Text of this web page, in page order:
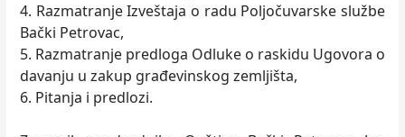
4. Razmatranje Izveštaja o radu Poljočuvarske službe
Bački Petrovac,
5. Razmatranje predloga Odluke o raskidu Ugovora o
davanju u zakup građevinskog zemljišta,
6. Pitanja i predlozi.